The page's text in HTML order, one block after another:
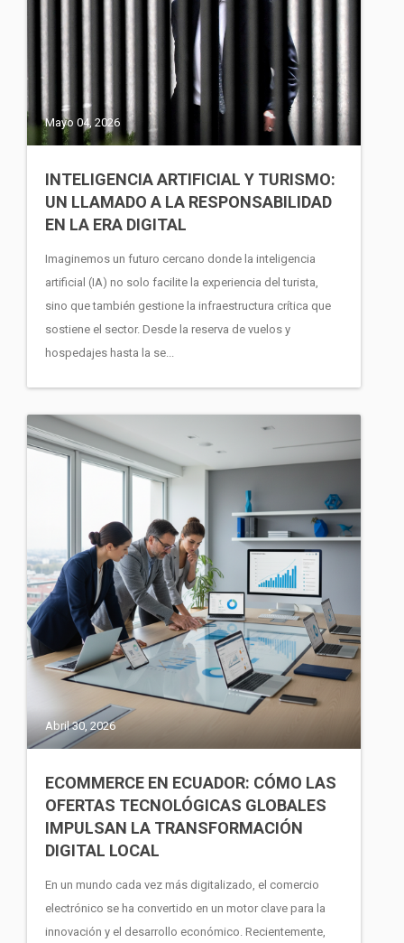
Mayo 04, 2026
INTELIGENCIA ARTIFICIAL Y TURISMO:
UN LLAMADO A LA RESPONSABILIDAD
EN LA ERA DIGITAL
Imaginemos un futuro cercano donde la inteligencia
artificial (IA) no solo facilite la experiencia del turista,
sino que también gestione la infraestructura crítica que
sostiene el sector. Desde la reserva de vuelos y
hospedajes hasta la se...
Abril 30, 2026
ECOMMERCE EN ECUADOR: CÓMO LAS
OFERTAS TECNOLÓGICAS GLOBALES
IMPULSAN LA TRANSFORMACIÓN
DIGITAL LOCAL
En un mundo cada vez más digitalizado, el comercio
electrónico se ha convertido en un motor clave para la
innovación y el desarrollo económico. Recientemente,